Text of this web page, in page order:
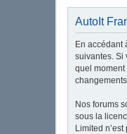
AutoIt
En accédant
suivantes. Si
quel moment
Nos forums
sous la
Limited